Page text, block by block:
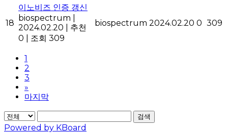
18
이노비즈 인증 갱신
biospectrum
2024.02.20
추천
0
조회 309
biospectrum 2024.02.20 0 309
1
2
3
»
마지막
검색
Powered by KBoard